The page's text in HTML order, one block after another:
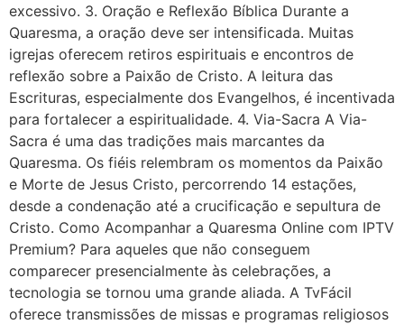
excessivo. 3. Oração e Reflexão Bíblica Durante a
Quaresma, a oração deve ser intensificada. Muitas
igrejas oferecem retiros espirituais e encontros de
reflexão sobre a Paixão de Cristo. A leitura das
Escrituras, especialmente dos Evangelhos, é incentivada
para fortalecer a espiritualidade. 4. Via-Sacra A Via-
Sacra é uma das tradições mais marcantes da
Quaresma. Os fiéis relembram os momentos da Paixão
e Morte de Jesus Cristo, percorrendo 14 estações,
desde a condenação até a crucificação e sepultura de
Cristo. Como Acompanhar a Quaresma Online com IPTV
Premium? Para aqueles que não conseguem
comparecer presencialmente às celebrações, a
tecnologia se tornou uma grande aliada. A TvFácil
oferece transmissões de missas e programas religiosos